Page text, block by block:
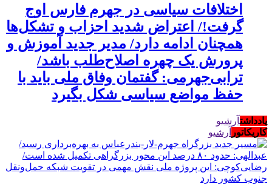
اختلافات سیاسی در جهرم فارس اوج
گرفت!/ اعتراض شدید احزاب و تشکل‌ها
همچنان ادامه دارد/ مدیر جدید آموزش و
پرورش یک چهره اصلاح‌طلب باشد/
ترابی‌جهرمی: گفتمان وفاق ملی باید با
حفظ مواضع سیاسی شکل بگیرد
یادداشتآرشیو
کاریکاتور آرشیو